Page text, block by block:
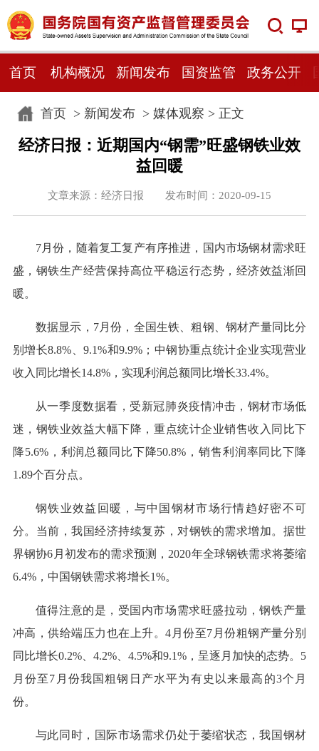
首页 机构概况 新闻发布 国资监管 政务公开
首页> 新闻发布> 媒体观察 > 正文
经济日报：近期国内“钢需”旺盛钢铁业效
益回暖
文章来源：经济日报 发布时间：2020-09-15
7月份，随着复工复产有序推进，国内市场钢材需求旺
盛，钢铁生产经营保持高位平稳运行态势，经济效益渐回
暖。
数据显示，7月份，全国生铁、粗钢、钢材产量同比分
别增长8.8%、9.1%和9.9%；中钢协重点统计企业实现营业
收入同比增长14.8%，实现利润总额同比增长33.4%。
从一季度数据看，受新冠肺炎疫情冲击，钢材市场低
迷，钢铁业效益大幅下降，重点统计企业销售收入同比下
降5.6%，利润总额同比下降50.8%，销售利润率同比下降
1.89个百分点。
钢铁业效益回暖，与中国钢材市场行情趋好密不可
分。当前，我国经济持续复苏，对钢铁的需求增加。据世
界钢协6月初发布的需求预测，2020年全球钢铁需求将萎缩
6.4%，中国钢铁需求将增长1%。
值得注意的是，受国内市场需求旺盛拉动，钢铁产量
冲高，供给端压力也在上升。4月份至7月份粗钢产量分别
同比增长0.2%、4.2%、4.5%和9.1%，呈逐月加快的态势。5
月份至7月份我国粗钢日产水平为有史以来最高的3个月
份。
与此同时，国际市场需求仍处于萎缩状态，我国钢材